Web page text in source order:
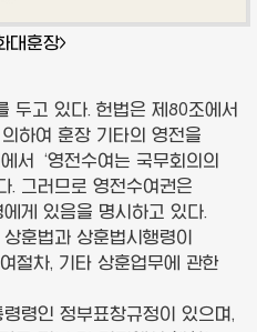
대훈장>
두고 있다. 헌법은 제80조에서
하여 훈장 기타의 영전을
서 ‘영전수여는 국무회의의
. 그러므로 영전수여권은
게 있음을 명시하고 있다.
훈법과 상훈법시행령이
절차, 기타 상훈업무에 관한
령인 정부표창규정이 있으며,